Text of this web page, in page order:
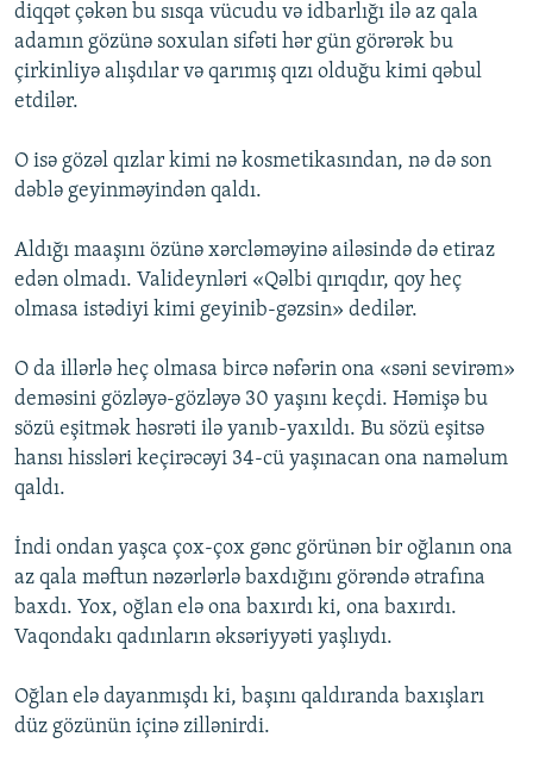
diqqət çəkən bu sısqa vücudu və idbarlığı ilə az qala
adamın gözünə soxulan sifəti hər gün görərək bu
çirkinliyə alışdılar və qarımış qızı olduğu kimi qəbul
etdilər.
O isə gözəl qızlar kimi nə kosmetikasından, nə də son
dəblə geyinməyindən qaldı.
Aldığı maaşını özünə xərcləməyinə ailəsində də etiraz
edən olmadı. Valideynləri «Qəlbi qırıqdır, qoy heç
olmasa istədiyi kimi geyinib-gəzsin» dedilər.
O da illərlə heç olmasa bircə nəfərin ona «səni sevirəm»
deməsini gözləyə-gözləyə 30 yaşını keçdi. Həmişə bu
sözü eşitmək həsrəti ilə yanıb-yaxıldı. Bu sözü eşitsə
hansı hissləri keçirəcəyi 34-cü yaşınacan ona naməlum
qaldı.
İndi ondan yaşca çox-çox gənc görünən bir oğlanın ona
az qala məftun nəzərlərlə baxdığını görəndə ətrafına
baxdı. Yox, oğlan elə ona baxırdı ki, ona baxırdı.
Vaqondakı qadınların əksəriyyəti yaşlıydı.
Oğlan elə dayanmışdı ki, başını qaldıranda baxışları
düz gözünün içinə zillənirdi.